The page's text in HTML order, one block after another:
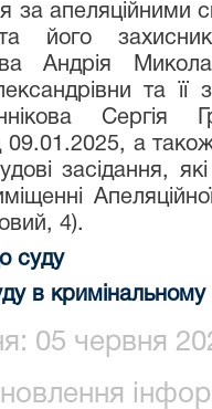
за апеляційними
його
Андрія
та її
Сергія
09.01.2025, а
засідання,
4).
суду
в
05 червня